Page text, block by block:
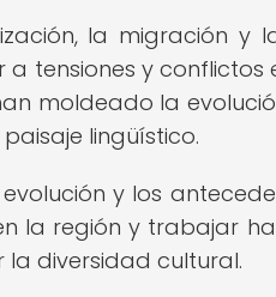
la migración y
tensiones y
moldeado la
lingüístico.
y los
la región y trabajar
la diversidad cultural.